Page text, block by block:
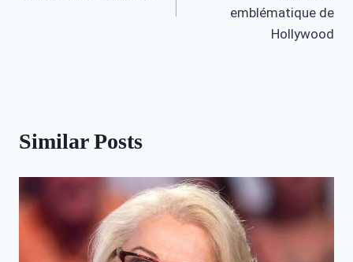
emblématique de
Hollywood
Similar Posts